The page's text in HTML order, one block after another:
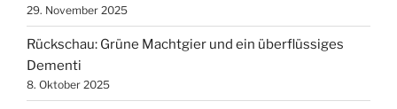
29. November 2025
Rückschau: Grüne Machtgier und ein überflüssiges
Dementi
8. Oktober 2025